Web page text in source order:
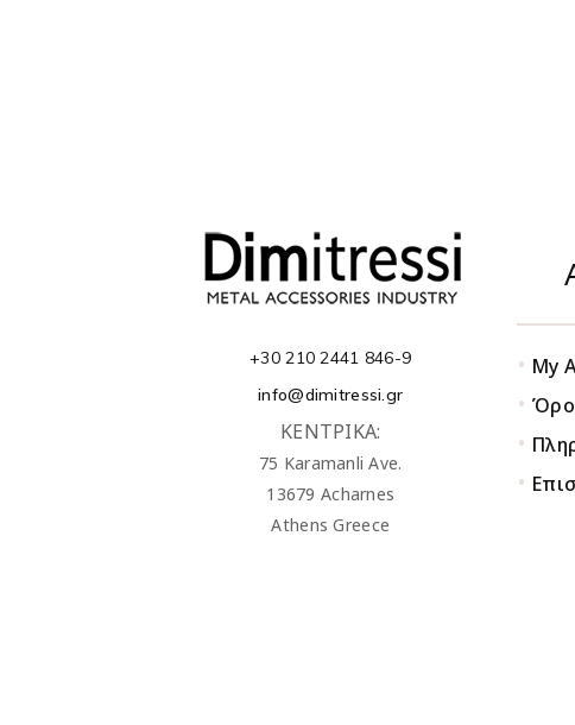
+30 210 2441 846-9
info@dimitressi.gr
ΚΕΝΤΡΙΚΑ:
75 Karamanli Ave.
13679 Acharnes
Athens Greece
• My
•
•
•